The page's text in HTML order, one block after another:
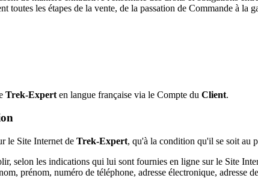
toutes les étapes de la vente, de la passation de Commande à
Trek-Expert en langue française via le Compte du Client.
le Site Internet de Trek-Expert, qu'à la condition qu'il se soit au
selon les indications qui lui sont fournies en ligne sur le Site
prénom, numéro de téléphone, adresse électronique, adresse